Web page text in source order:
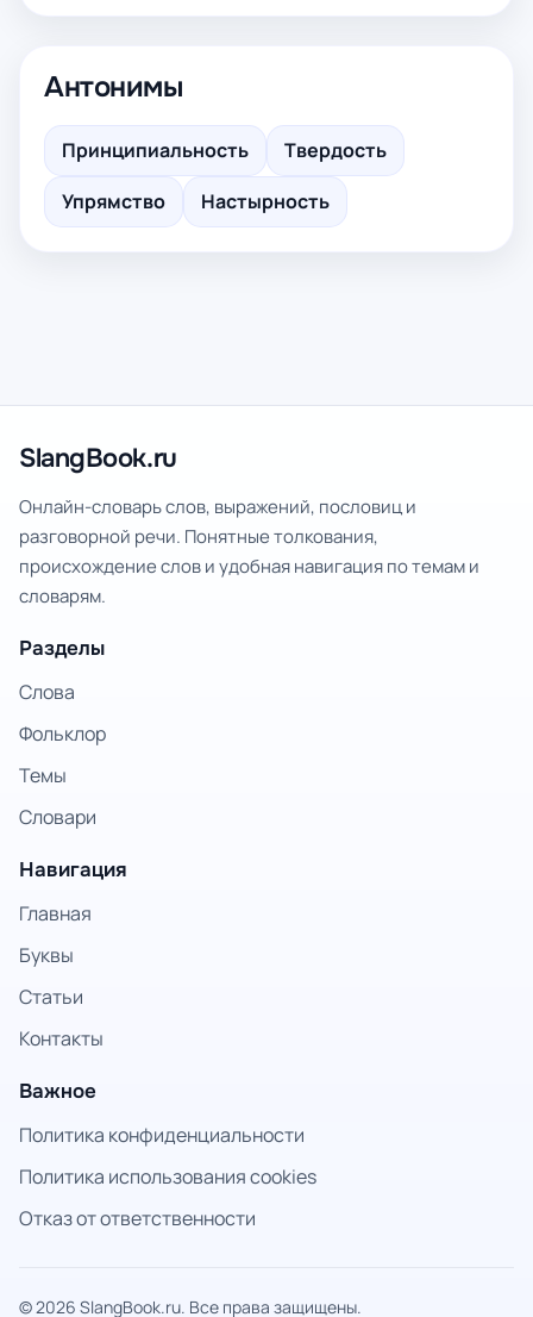
Антонимы
Принципиальность
Твердость
Упрямство
Настырность
SlangBook.ru
Онлайн-словарь слов, выражений, пословиц и
разговорной речи. Понятные толкования,
происхождение слов и удобная навигация по темам и
словарям.
Разделы
Слова
Фольклор
Темы
Словари
Навигация
Главная
Буквы
Статьи
Контакты
Важное
Политика конфиденциальности
Политика использования cookies
Отказ от ответственности
© 2026 SlangBook.ru. Все права защищены.